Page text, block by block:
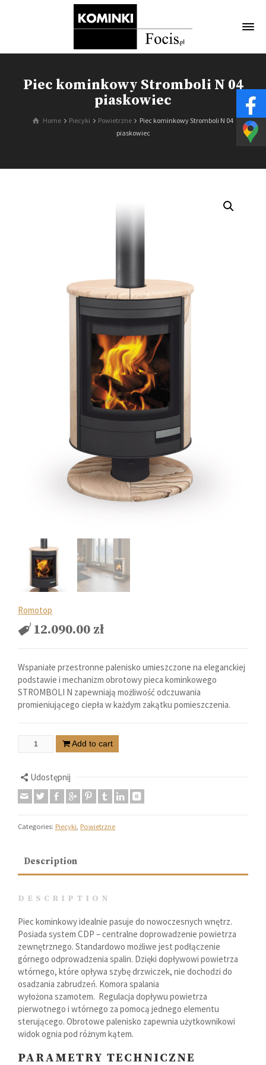
Piec kominkowy Stromboli N 04
piaskowiec
Home Piecyki Powietrzne
Piec kominkowy Stromboli N 04
piaskowiec
Romotop
12.090.00 zł
Wspaniałe przestronne palenisko umieszczone na eleganckiej
podstawie i mechanizm obrotowy pieca kominkowego
STROMBOLI N zapewniają możliwość odczuwania
promieniującego ciepła w każdym zakątku pomieszczenia.
Add to cart
Udostępnij
Categories: Piecyki Powietrzne
Description
DESCRIPTION
Piec kominkowy idealnie pasuje do nowoczesnych wnętrz.
Posiada system CDP – centralne doprowadzenie powietrza
zewnętrznego. Standardowo możliwe jest podłączenie
górnego odprowadzenia spalin. Dzięki dopływowi powietrza
wtórnego, które opływa szybę drzwiczek, nie dochodzi do
osadzania zabrudzeń. Komora spalania
wyłożona szamotem. Regulacja dopływu powietrza
pierwotnego i wtórnego za pomocą jednego elementu
sterującego. Obrotowe palenisko zapewnia użytkownikowi
widok ognia pod różnym kątem.
PARAMETRY TECHNICZNE